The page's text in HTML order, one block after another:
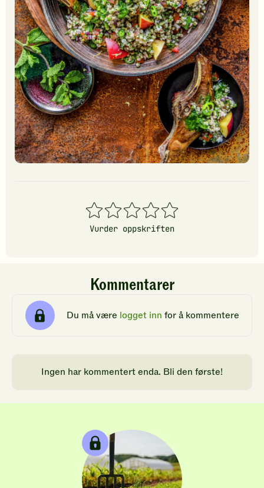
1
stjerner
2
stjerner
3
stjerner
4
stjerner
5
stjerner
Vurder oppskriften
Kommentarer
Du må være logget inn for å kommentere
Ingen har kommentert enda. Bli den første!